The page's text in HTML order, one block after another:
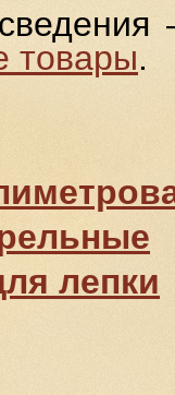
товары.
лепки